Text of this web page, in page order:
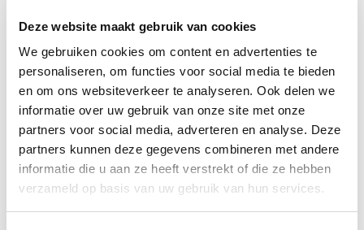
Deze website maakt gebruik van cookies
We gebruiken cookies om content en advertenties te
personaliseren, om functies voor social media te bieden
en om ons websiteverkeer te analyseren. Ook delen we
informatie over uw gebruik van onze site met onze
partners voor social media, adverteren en analyse. Deze
partners kunnen deze gegevens combineren met andere
informatie die u aan ze heeft verstrekt of die ze hebben
verzameld op basis van uw gebruik van hun services.
hals-, midden- en brugpositie. Deze met de
hand gewikkelde pickups leveren precies
datgene waar een topklasse Stratocaster om
bekend staat: helderheid, definitie, dynamiek en
karakter.
Specificaties
• Body: 2-delig essenhout
• Bodystijl: 1956 Stratocaster
• Halsbevestiging: 4-schroefs bolt-on
constructie